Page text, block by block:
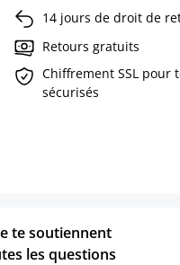
14 jours de droit de
Retours gratuits
Chiffrement SSL pour
sécurisés
te soutiennent
les questions